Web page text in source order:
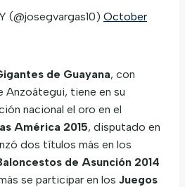
(@josegvargas10) October
de Guayana, con
Anzoátegui, tiene en su
nacional el oro en el
América 2015, disputado en
dos títulos más en los
de Asunción 2014
se participar en los Juegos